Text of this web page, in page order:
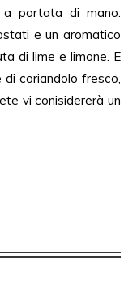
a portata di mano:
e un aromatico
di lime e limone. E
coriandolo fresco,
vi conisidererà un